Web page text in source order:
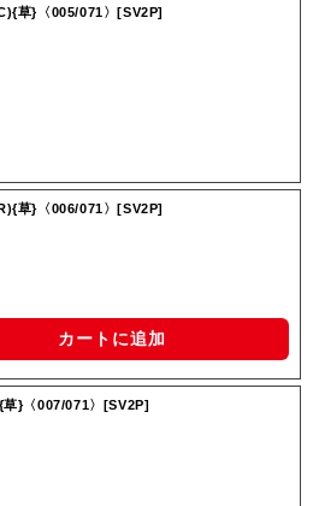
草}〈005/071〉[SV2P]
草}〈006/071〉[SV2P]
カートに追加
草}〈007/071〉[SV2P]